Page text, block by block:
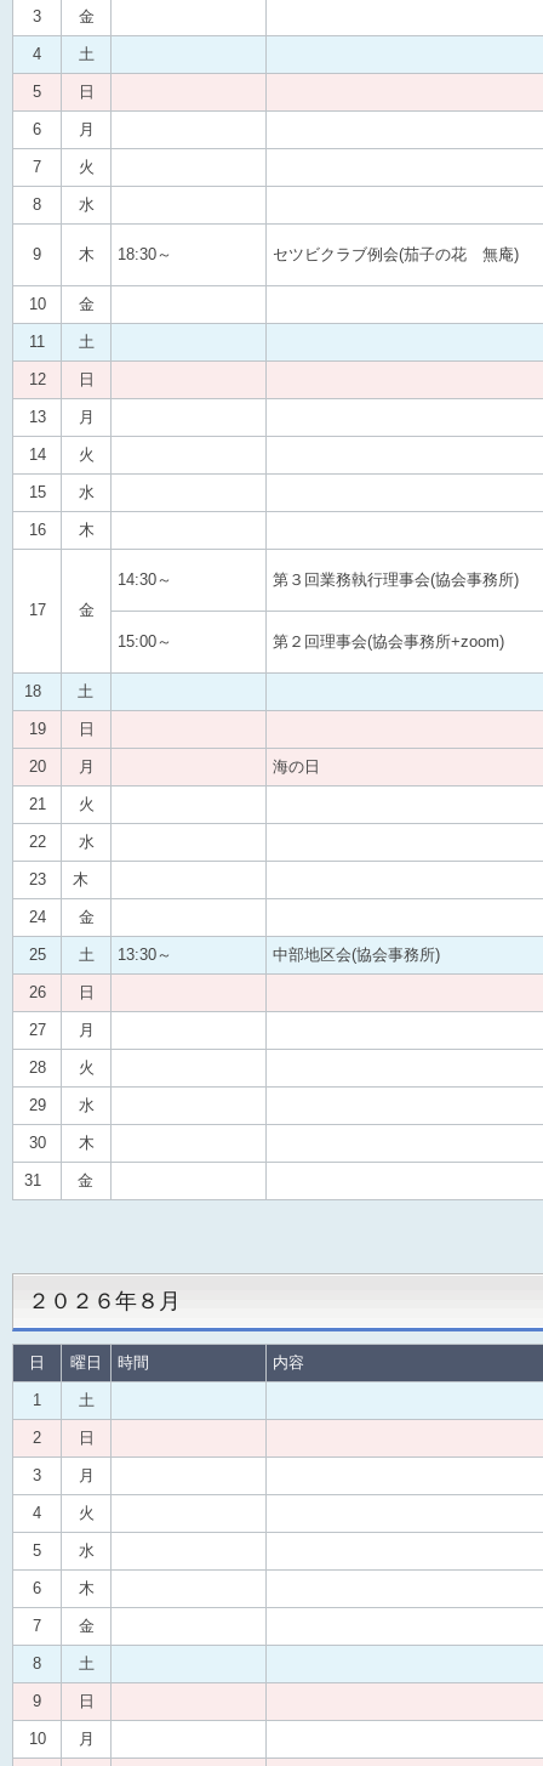
3 金
4 土
5 日
6 月
7 火
8 水
9 木 18:30～ セツビクラブ例会(茄子の花 無庵)
10 金
11 土
12 日
13 月
14 火
15 水
16 木
17 金
14:30～ 第３回業務執行理事会(協会事務所)
15:00～ 第２回理事会(協会事務所+zoom)
18 土
19 日
20 月 海の日
21 火
22 水
23 木
24 金
25 土 13:30～ 中部地区会(協会事務所)
26 日
27 月
28 火
29 水
30 木
31 金
２０２６年８月
日 曜日 時間 内容
1 土
2 日
3 月
4 火
5 水
6 木
7 金
8 土
9 日
10 月